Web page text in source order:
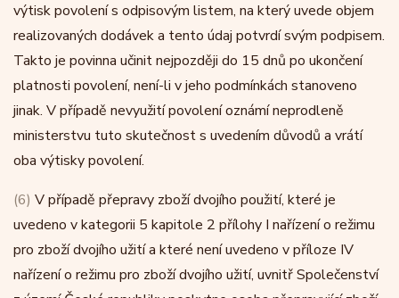
výtisk povolení s odpisovým listem, na který uvede objem
realizovaných dodávek a tento údaj potvrdí svým podpisem.
Takto je povinna učinit nejpozději do 15 dnů po ukončení
platnosti povolení, není-li v jeho podmínkách stanoveno
jinak. V případě nevyužití povolení oznámí neprodleně
ministerstvu tuto skutečnost s uvedením důvodů a vrátí
oba výtisky povolení.
(6) V případě přepravy zboží dvojího použití, které je
uvedeno v kategorii 5 kapitole 2 přílohy I nařízení o režimu
pro zboží dvojího užití a které není uvedeno v příloze IV
nařízení o režimu pro zboží dvojího užití, uvnitř Společenství